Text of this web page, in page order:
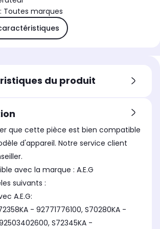
Toutes marques
du produit
que cette pièce est bien compatible
d'appareil. Notre service client
avec la marque : A.E.G
suivants :
A.E.G:
- 92771776100, S70280KA -
S72345KA -